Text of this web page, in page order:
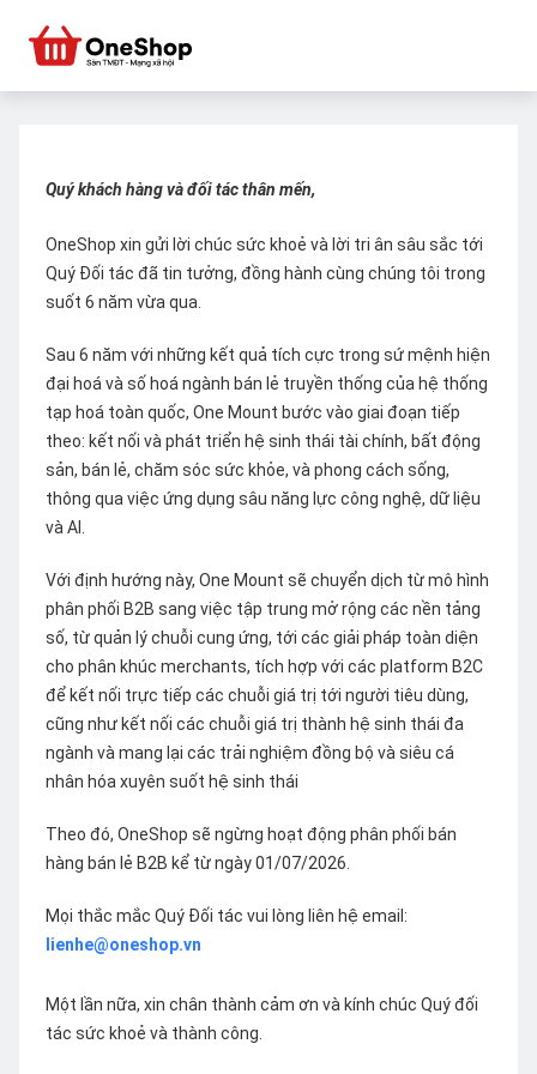
Quý khách hàng và đối tác thân mến,
OneShop xin gửi lời chúc sức khoẻ và lời tri ân sâu sắc tới
Quý Đối tác đã tin tưởng, đồng hành cùng chúng tôi trong
suốt 6 năm vừa qua.
Sau 6 năm với những kết quả tích cực trong sứ mệnh hiện
đại hoá và số hoá ngành bán lẻ truyền thống của hệ thống
tạp hoá toàn quốc, One Mount bước vào giai đoạn tiếp
theo: kết nối và phát triển hệ sinh thái tài chính, bất động
sản, bán lẻ, chăm sóc sức khỏe, và phong cách sống,
thông qua việc ứng dụng sâu năng lực công nghệ, dữ liệu
và AI.
Với định hướng này, One Mount sẽ chuyển dịch từ mô hình
phân phối B2B sang việc tập trung mở rộng các nền tảng
số, từ quản lý chuỗi cung ứng, tới các giải pháp toàn diện
cho phân khúc merchants, tích hợp với các platform B2C
để kết nối trực tiếp các chuỗi giá trị tới người tiêu dùng,
cũng như kết nối các chuỗi giá trị thành hệ sinh thái đa
ngành và mang lại các trải nghiệm đồng bộ và siêu cá
nhân hóa xuyên suốt hệ sinh thái
Theo đó, OneShop sẽ ngừng hoạt động phân phối bán
hàng bán lẻ B2B kể từ ngày 01/07/2026.
Mọi thắc mắc Quý Đối tác vui lòng liên hệ email:
lienhe@oneshop.vn
Một lần nữa, xin chân thành cảm ơn và kính chúc Quý đối
tác sức khoẻ và thành công.